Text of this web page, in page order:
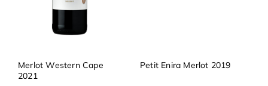
Merlot Western Cape
2021
Petit Enira Merlot 2019